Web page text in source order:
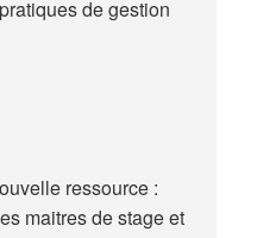
de gestion
ressource :
maitres de stage et